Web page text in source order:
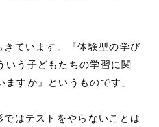
きています。『体験型の学び
いう子どもたちの学習に関
すか』というものです」
ではテストをやらないことは